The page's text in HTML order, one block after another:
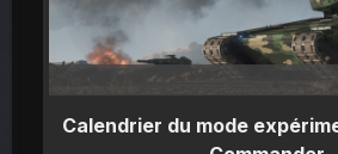
Calendrier du mode